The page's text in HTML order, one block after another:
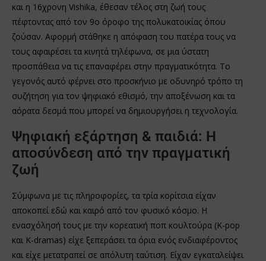
και η 16χρονη Vishika, έθεσαν τέλος στη ζωή τους
πέφτοντας από τον 9ο όροφο της πολυκατοικίας όπου
ζούσαν. Αφορμή στάθηκε η απόφαση του πατέρα τους να
τους αφαιρέσει τα κινητά τηλέφωνα, σε μια ύστατη
προσπάθεια να τις επαναφέρει στην πραγματικότητα. Το
γεγονός αυτό φέρνει στο προσκήνιο με οδυνηρό τρόπο τη
συζήτηση για τον ψηφιακό εθισμό, την αποξένωση και τα
αόρατα δεσμά που μπορεί να δημιουργήσει η τεχνολογία.
Ψηφιακή εξάρτηση & παιδιά: Η
αποσύνδεση από την πραγματική
ζωή
Σύμφωνα με τις πληροφορίες, τα τρία κορίτσια είχαν
αποκοπεί εδώ και καιρό από τον φυσικό κόσμο. Η
ενασχόλησή τους με την κορεατική ποπ κουλτούρα (K-pop
και K-dramas) είχε ξεπεράσει τα όρια ενός ενδιαφέροντος
και είχε μετατραπεί σε απόλυτη ταύτιση. Είχαν εγκαταλείψει